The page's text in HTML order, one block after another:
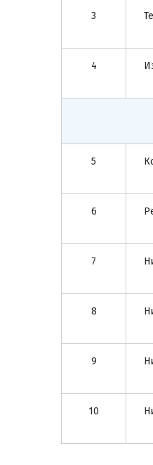
3
4
5
6
7
8
9
10